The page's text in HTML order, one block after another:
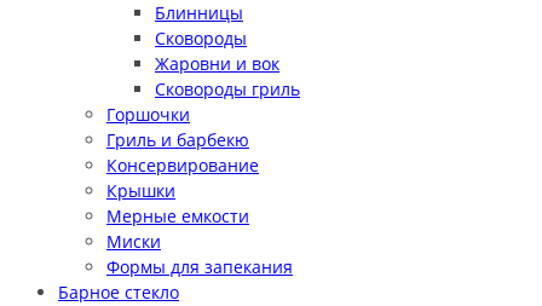
Блинницы
Сковороды
Жаровни и вок
Сковороды гриль
Горшочки
Гриль и барбекю
Консервирование
Крышки
Мерные емкости
Миски
Формы для запекания
Барное стекло